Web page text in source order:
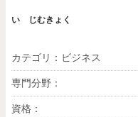
い じむきょく
カテゴリ：ビジネス
専門分野：
資格：